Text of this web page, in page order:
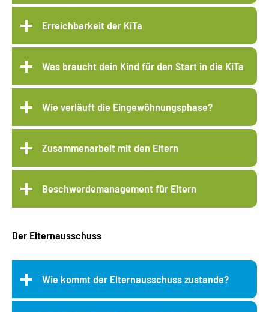
Erreichbarkeit der KiTa
Was braucht dein Kind für den Start in die KiTa
Wie verläuft die Eingewöhnungsphase?
Zusammenarbeit mit den Eltern
Beschwerdemanagement für Eltern
Der Elternausschuss
Wie kommt der Elternausschuss zustande?